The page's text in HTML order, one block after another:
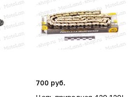
700 руб.